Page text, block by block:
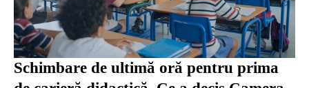
Schimbare de ultimă oră pentru prima